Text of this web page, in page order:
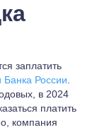
заплатить
Банка России
в 2024
платить
компания